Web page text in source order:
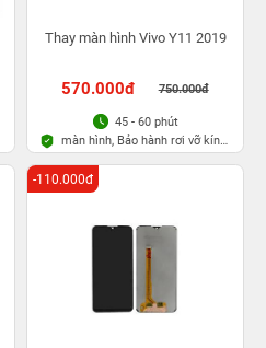
Thay màn hình Vivo Y11 2019
570.000đ 750.000đ
45 - 60 phút
màn hình, Bảo hành rơi vỡ kính
1 lần trong 3 tháng
-110.000đ